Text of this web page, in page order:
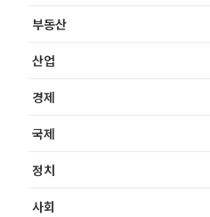
부동산
산업
경제
국제
정치
사회